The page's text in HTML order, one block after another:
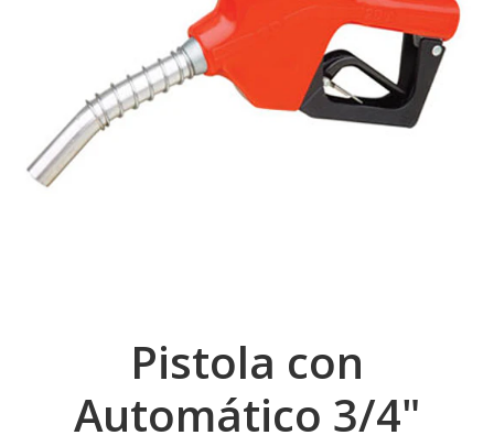
Pistola con
Automático 3/4"